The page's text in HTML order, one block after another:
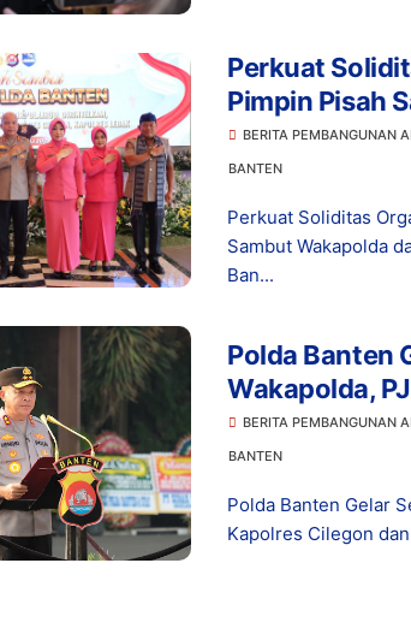
Perkuat
Pimpin Pisah
BERITA PEMBANGUNAN
BANTEN
Perkuat Soliditas
Sambut Wakapolda
Ban...
Polda Banten
Wakapolda,
Lebak
BERITA PEMBANGUNAN
BANTEN
Polda Banten Gelar
Kapolres Cilegon